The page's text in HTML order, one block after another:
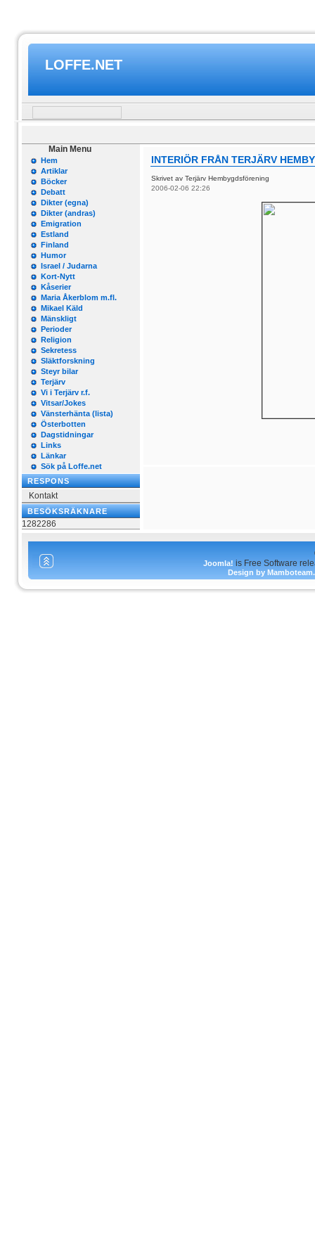
LOFFE.NET
Main Menu
Hem
Artiklar
Böcker
Debatt
Dikter (egna)
Dikter (andras)
Emigration
Estland
Finland
Humor
Israel / Judarna
Kort-Nytt
Kåserier
Maria Åkerblom m.fl.
Mikael Käld
Mänskligt
Perioder
Religion
Sekretess
Släktforskning
Steyr bilar
Terjärv
Vi i Terjärv r.f.
Vitsar/Jokes
Vänsterhänta (lista)
Österbotten
Dagstidningar
Links
Länkar
Sök på Loffe.net
RESPONS
Kontakt
BESÖKSRÄKNARE
1282286
INTERIÖR FRÅN TERJÄRV
Skrivet av Terjärv Hembygdsförening
2006-02-06 22:26
Joomla! is Free Software
Design by